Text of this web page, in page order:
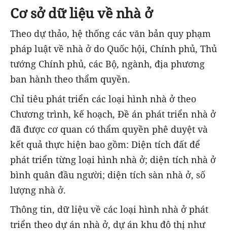
Cơ sở dữ liệu về nhà ở
Theo dự thảo, hệ thống các văn bản quy phạm
pháp luật về nhà ở do Quốc hội, Chính phủ, Thủ
tướng Chính phủ, các Bộ, ngành, địa phương
ban hành theo thẩm quyền.
Chỉ tiêu phát triển các loại hình nhà ở theo
Chương trình, kế hoạch, Đề án phát triển nhà ở
đã được cơ quan có thẩm quyền phê duyệt và
kết quả thực hiện bao gồm: Diện tích đất để
phát triển từng loại hình nhà ở; diện tích nhà ở
bình quân đầu người; diện tích sàn nhà ở, số
lượng nhà ở.
Thông tin, dữ liệu về các loại hình nhà ở phát
triển theo dự án nhà ở, dự án khu đô thị như